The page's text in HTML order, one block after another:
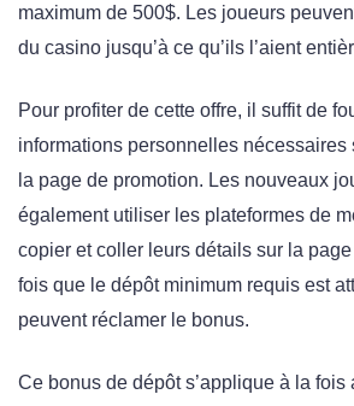
maximum de 500$. Les joueurs
du casino jusqu’à ce qu’ils l’aient
Pour profiter de cette offre, il suffit de
informations personnelles nécessaires
la page de promotion. Les nouveaux
également utiliser les plateformes de
copier et coller leurs détails sur la
fois que le dépôt minimum requis est
peuvent réclamer le bonus.
Ce bonus de dépôt s’applique à la fois